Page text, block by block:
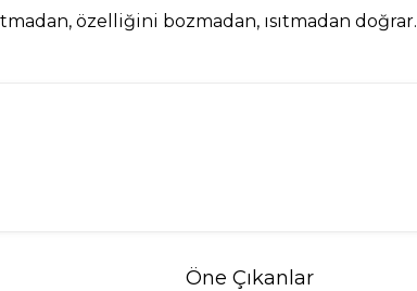
özelliğini bozmadan, ısıtmadan doğrar.
Öne Çıkanlar